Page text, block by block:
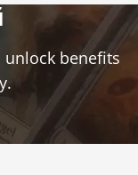
unlock benefits